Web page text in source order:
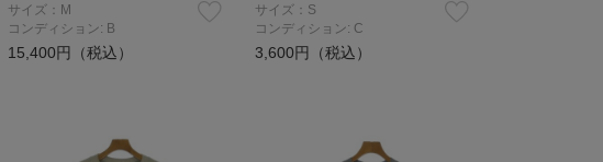
サイズ：M
コンディション: B
15,400円（税込）
サイズ：S
コンディション: C
3,600円（税込）